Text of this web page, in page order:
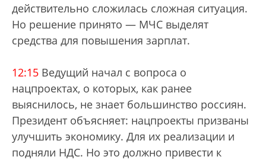
действительно сложилась сложная ситуация.
Но решение принято — МЧС выделят
средства для повышения зарплат.
12:15 Ведущий начал с вопроса о
нацпроектах, о которых, как ранее
выяснилось, не знает большинство россиян.
Президент объясняет: нацпроекты призваны
улучшить экономику. Для их реализации и
подняли НДС. Но это должно привести к